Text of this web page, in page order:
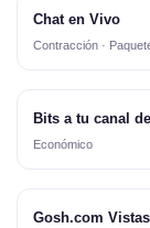
Chat en Vivo
Contracción ·
Bits a tu canal
Económico
Gosh.com